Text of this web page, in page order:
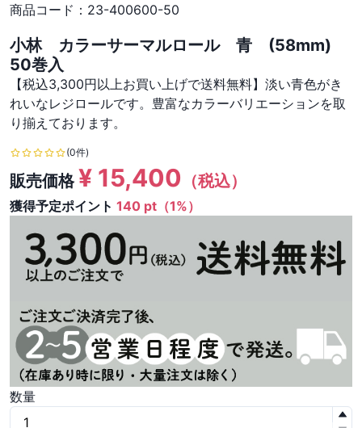
商品コード： 23-400600-50
小林 カラーサーマルロール 青 (58mm)
50巻入
【税込3,300円以上お買い上げで送料無料】淡い青色がき
れいなレジロールです。豊富なカラーバリエーションを取
り揃えております。
(0件)
販売価格¥ 15,400 （税込）
獲得予定ポイント 140 pt（1%）
数量